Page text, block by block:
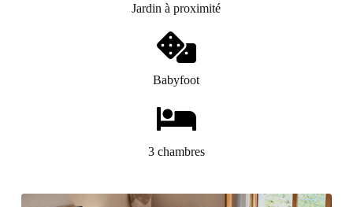
Jardin à proximité
Babyfoot
3 chambres